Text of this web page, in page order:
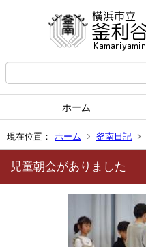
ホーム
現在位置： ホーム 釜南日記
児童朝会がありました